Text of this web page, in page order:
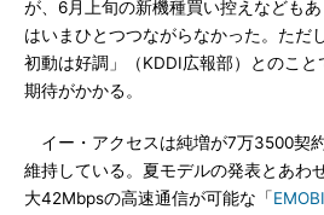
が、6月上旬の新機種買い控えなども
はいまひとつつながらなかった。ただ
初動は好調」（KDDI広報部）とのこ
期待がかかる。
イー・アクセスは純増が7万3500契
維持している。夏モデルの発表とあわ
大42Mbpsの高速通信が可能な「